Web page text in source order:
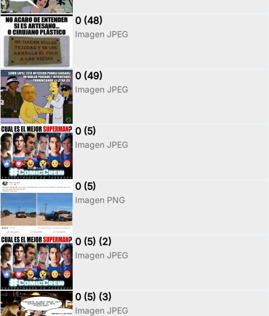
0 (48)
Imagen JPEG
0 (49)
Imagen JPEG
0 (5)
Imagen JPEG
0 (5)
Imagen PNG
0 (5) (2)
Imagen JPEG
0 (5) (3)
Imagen JPEG